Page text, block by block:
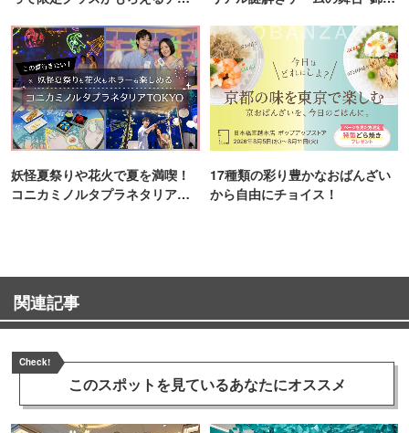
妖怪夏祭りや花火で夏を満喫！
コニカミノルタプラネタリア
17種類の彩り豊かなおばんざい
から自由にチョイス！
関連記事
Check!
このスポットを見ているあなたにオススメ